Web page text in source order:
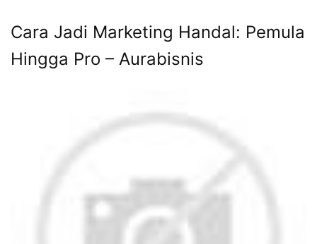
Cara Jadi Marketing Handal: Pemula
Hingga Pro – Aurabisnis